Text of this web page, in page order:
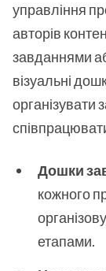
управління
авторів
завданнями
візуальні
організувати
Дошки
кожного
етапами.